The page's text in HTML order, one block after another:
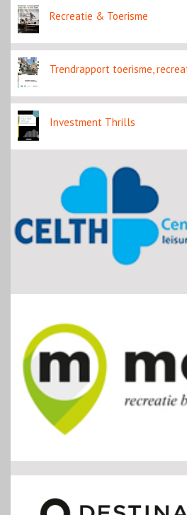
Recreatie & Toerisme
Trendrapport toerisme,
Investment Thrills